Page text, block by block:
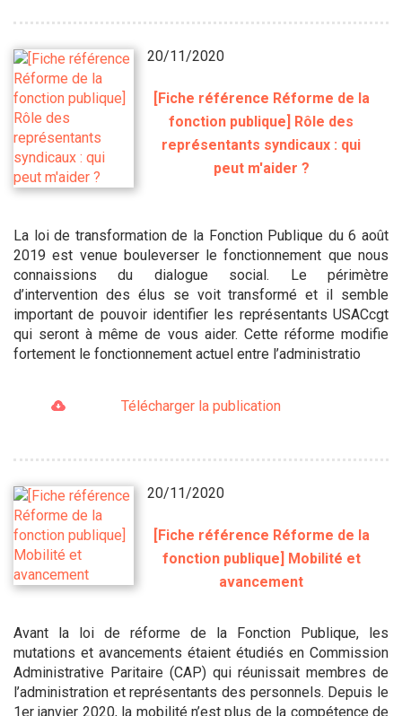
20/11/2020
[Fiche référence Réforme de la
fonction publique] Rôle des
représentants syndicaux : qui
peut m'aider ?
La loi de transformation de la Fonction Publique du 6 août
2019 est venue bouleverser le fonctionnement que nous
connaissions du dialogue social. Le périmètre
d’intervention des élus se voit transformé et il semble
important de pouvoir identifier les représentants USACcgt
qui seront à même de vous aider. Cette réforme modifie
fortement le fonctionnement actuel entre l’administratio
Télécharger la publication
20/11/2020
[Fiche référence Réforme de la
fonction publique] Mobilité et
avancement
Avant la loi de réforme de la Fonction Publique, les
mutations et avancements étaient étudiés en Commission
Administrative Paritaire (CAP) qui réunissait membres de
l’administration et représentants des personnels. Depuis le
1er janvier 2020, la mobilité n’est plus de la compétence de